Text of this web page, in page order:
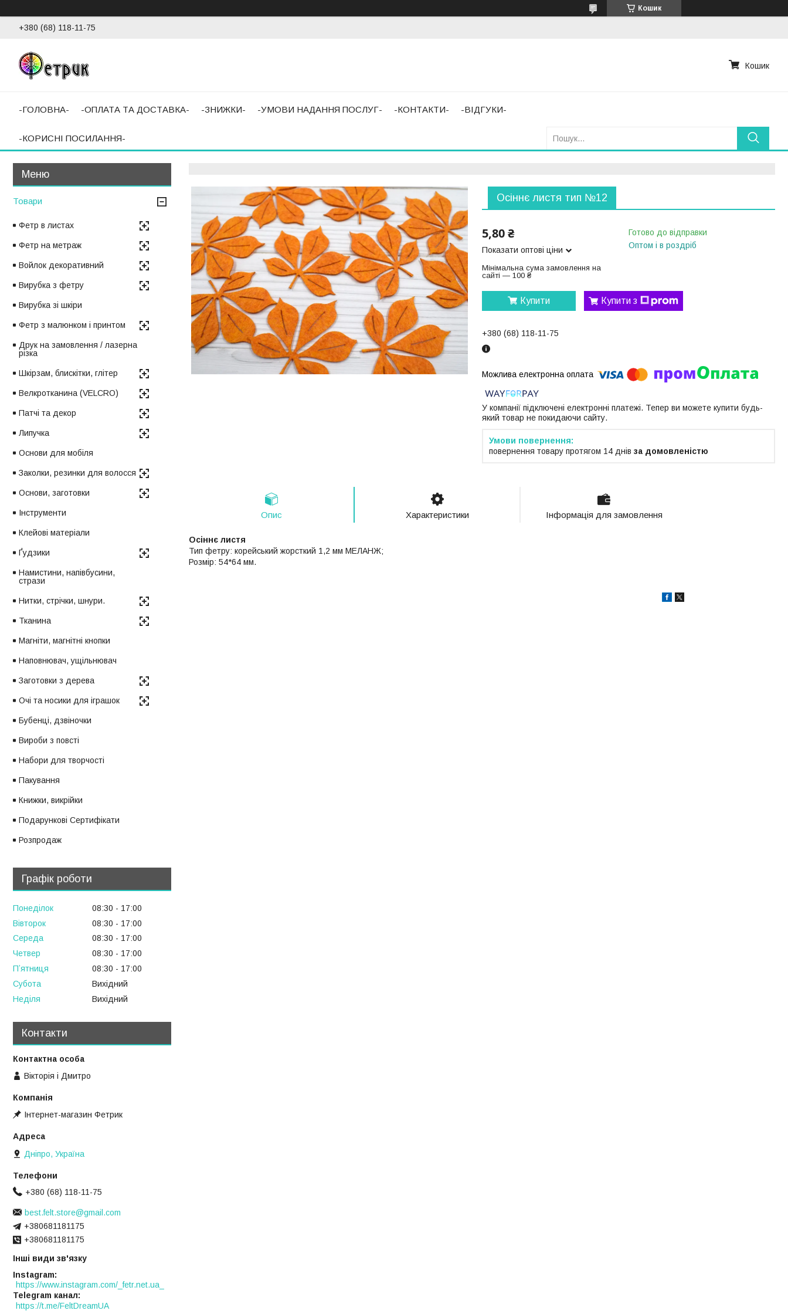
Кошик
+380 (68) 118-11-75
Кошик
-ГОЛОВНА- -ОПЛАТА ТА ДОСТАВКА- -ЗНИЖКИ- -УМОВИ НАДАННЯ ПОСЛУГ- -КОНТАКТИ- -ВІДГУКИ-
-КОРИСНІ ПОСИЛАННЯ-
Осіннє листя тип №12
5,80 ₴
Показати оптові ціни
Мінімальна сума замовлення на
сайті — 100 ₴
Готово до відправки
Оптом і в роздріб
Купити Купити з
+380 (68) 118-11-75
У компанії підключені електронні платежі. Тепер ви можете купити будь-
який товар не покидаючи сайту.
повернення товару протягом 14 днів за домовленістю
Опис Характеристики Інформація для замовлення
Осіннє листя
Тип фетру: корейський жорсткий 1,2 мм МЕЛАНЖ;
Розмір: 54*64 мм.
Товари
Фетр в листах
Фетр на метраж
Войлок декоративний
Вирубка з фетру
Вирубка зі шкіри
Фетр з малюнком і принтом
Друк на замовлення / лазерна
різка
Шкірзам, блискітки, глітер
Велкротканина (VELCRO)
Патчі та декор
Липучка
Основи для мобіля
Заколки, резинки для волосся
Основи, заготовки
Інструменти
Клейові матеріали
Ґудзики
Намистини, напівбусини,
стрази
Нитки, стрічки, шнури.
Тканина
Магніти, магнітні кнопки
Наповнювач, ущільнювач
Заготовки з дерева
Очі та носики для іграшок
Бубенці, дзвіночки
Вироби з повсті
Набори для творчості
Пакування
Книжки, викрійки
Подарункові Сертифікати
Розпродаж
Графік роботи
Понеділок 08:30
17:00
Вівторок
08:30
17:00
Середа
08:30
17:00
Четвер
08:30
17:00
Пʼятниця
08:30
17:00
Субота
Вихідний
Неділя
Вихідний
Контакти
Вікторія і Дмитро
Інтернет-магазин Фетрик
Дніпро, Україна
+380 (68) 118-11-75
best.felt.store@gmail.com
+380681181175
+380681181175
Інші види зв'язку
Instagram
https://www.instagram.com/_fetr.net.ua_
Telegram канал
https://t.me/FeltDreamUA